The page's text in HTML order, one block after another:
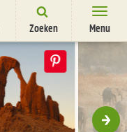
Zoeken Menu